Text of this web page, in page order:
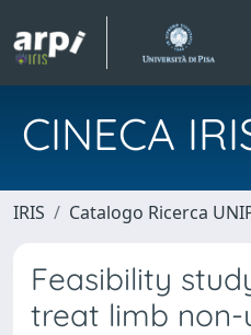
CINECA
IRIS Catalogo Ricerca
Feasibility
treat limb non-